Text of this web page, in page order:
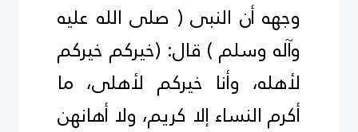
وجهه أن النبى ( صلى الله عليه
وآله وسلم ) قال: (خيركم خيركم
لأهله، وأنا خيركم لأهلى، ما
أكرم النساء إلا كريم، ولا أهانهن